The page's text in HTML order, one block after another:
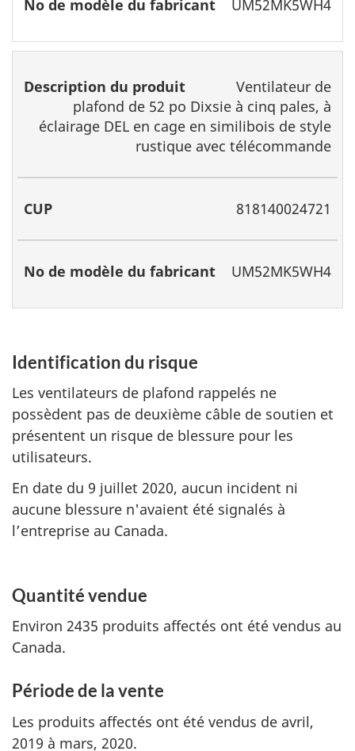
UM52MK5WH4
Ventilateur de
plafond de 52 po Dixsie à cinq pales, à
éclairage DEL en cage en similibois de style
rustique avec télécommande
818140024721
UM52MK5WH4
Identification du risque
Les ventilateurs de plafond rappelés ne
possèdent pas de deuxième câble de soutien et
présentent un risque de blessure pour les
utilisateurs.
En date du 9 juillet 2020, aucun incident ni
aucune blessure n'avaient été signalés à
l’entreprise au Canada.
Quantité vendue
Environ 2435 produits affectés ont été vendus au
Canada.
Période de la vente
Les produits affectés ont été vendus de avril,
2019 à mars, 2020.